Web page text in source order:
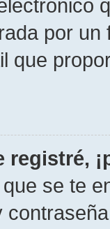
por
que
registré,
se te